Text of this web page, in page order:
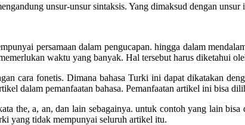
unsur-unsur sintaksis. Yang dimaksud dengan
persamaan dalam pengucapan. hingga dalam
waktu yang banyak. Hal tersebut harus diketahui
cara fonetis. Dimana bahasa Turki ini dapat dikatakan
dalam pemanfaatan bahasa. Pemanfaatan artikel ini bisa
the, a, an, dan lain sebagainya. untuk contoh yang lain
yang tidak mempunyai seluruh artikel itu.